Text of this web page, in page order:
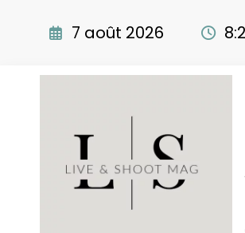
7 août 2026